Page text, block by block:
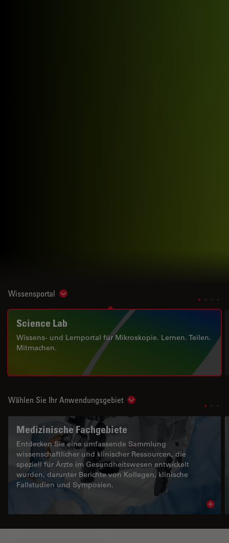
Wissensportal Show subnavigation
Science Lab
Wissens- und Lernportal für Mikroskopie. Lernen. Teilen.
Mitmachen.
Wählen Sie Ihr Anwendungsgebiet Show subnavigation
Medizinische Fachgebiete
Entdecken Sie eine umfassende Sammlung
wissenschaftlicher und klinischer Ressourcen, die
speziell für Ärzte im Gesundheitswesen entwickelt
wurden, darunter Berichte von Kollegen, klinische
Fallstudien und Symposien.